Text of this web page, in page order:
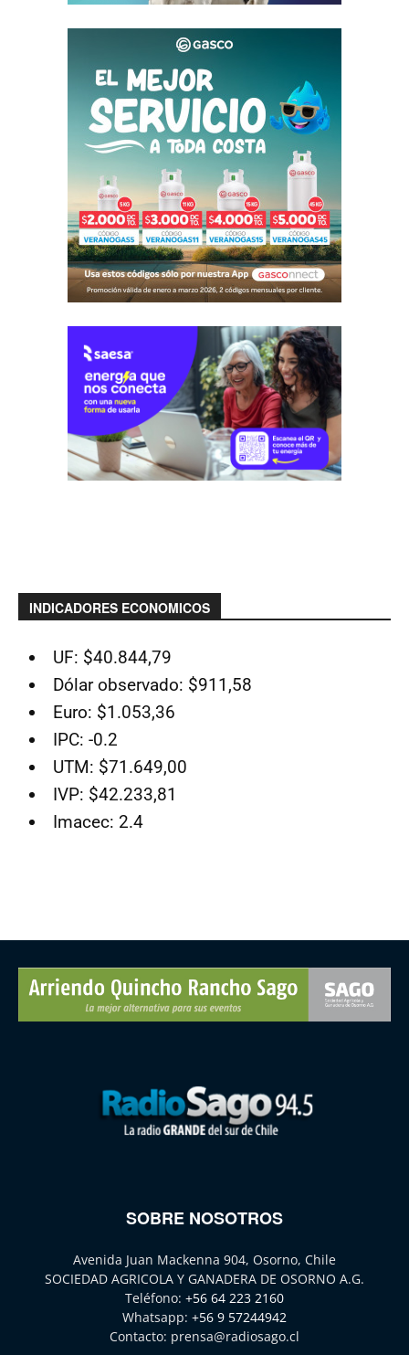
INDICADORES ECONOMICOS
UF: $40.844,79
Dólar observado: $911,58
Euro: $1.053,36
IPC: -0.2
UTM: $71.649,00
IVP: $42.233,81
Imacec: 2.4
SOBRE NOSOTROS
Avenida Juan Mackenna 904, Osorno, Chile
SOCIEDAD AGRICOLA Y GANADERA DE OSORNO A.G.
Teléfono: +56 64 223 2160
Whatsapp: +56 9 57244942
Contacto: prensa@radiosago.cl